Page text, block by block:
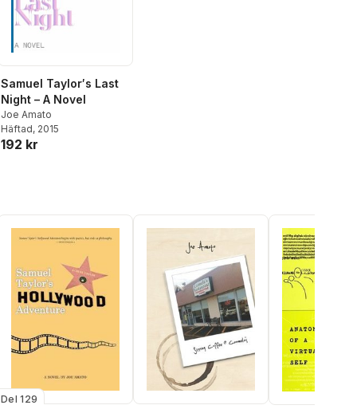
Samuel Taylor′s Last
Night – A Novel
Joe Amato
Häftad, 2015
192 kr
Del 129